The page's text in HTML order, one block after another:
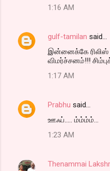
1:16 AM
gulf-tamilan said…
இன்னைக்கே ரிலிஸ்
விமர்ச்சனம்!!!
1:17 AM
Prabhu said…
ஊஃப்..... ம்ம்ம்ம்...
1:23 AM
Thenammai